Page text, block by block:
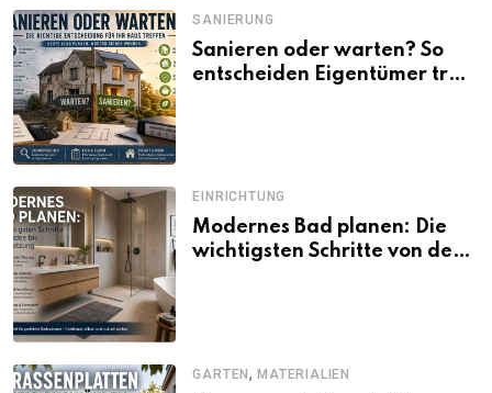
SANIERUNG
Sanieren oder warten? So
entscheiden Eigentümer trotz
EINRICHTUNG
Modernes Bad planen: Die
wichtigsten Schritte von der
GARTEN,MATERIALIEN